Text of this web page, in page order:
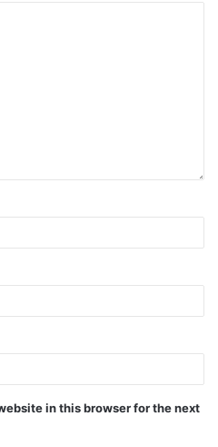
in this browser for the next